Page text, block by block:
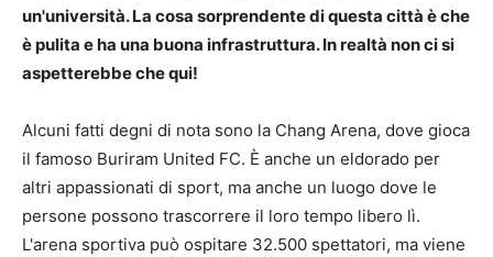
un'università. La cosa sorprendente di questa città è che
è pulita e ha una buona infrastruttura. In realtà non ci si
aspetterebbe che qui!
Alcuni fatti degni di nota sono la Chang Arena, dove gioca
il famoso Buriram United FC. È anche un eldorado per
altri appassionati di sport, ma anche un luogo dove le
persone possono trascorrere il loro tempo libero lì.
L'arena sportiva può ospitare 32.500 spettatori, ma viene